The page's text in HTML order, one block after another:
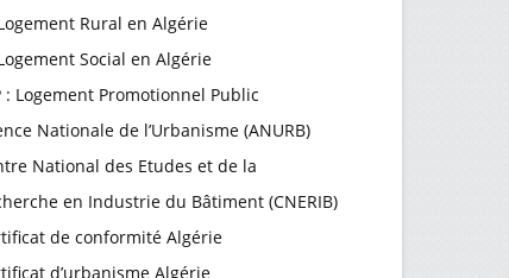
Rural en Algérie
Social en Algérie
: Logement Promotionnel Public
Nationale de l’Urbanisme (ANURB)
National des Etudes et de la
en Industrie du Bâtiment (CNERIB)
de conformité Algérie
d’urbanisme Algérie